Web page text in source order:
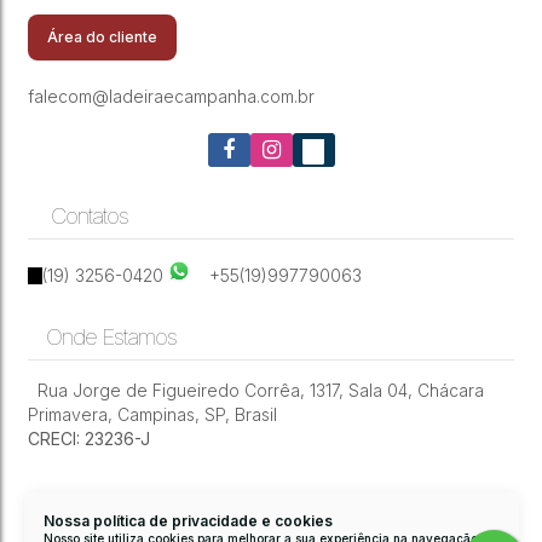
Nossa política de privacidade e cookies
Nosso site utiliza cookies para melhorar a sua experiência na navegação.
Livorno - Paulínia/SP
Área do cliente
falecom@ladeiraecampanha.com.br
Contatos
(19) 3256-0420 +55(19)997790063
Onde Estamos
Rua Jorge de Figueiredo Corrêa, 1317, Sala 04, Chácara
Primavera, Campinas, SP, Brasil
CRECI: 23236-J